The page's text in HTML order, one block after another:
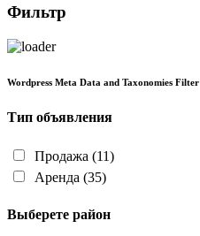
Фильтр
Wordpress Meta Data and Taxonomies Filter
Тип объявления
Продажа (11)
Аренда (35)
Выберете район